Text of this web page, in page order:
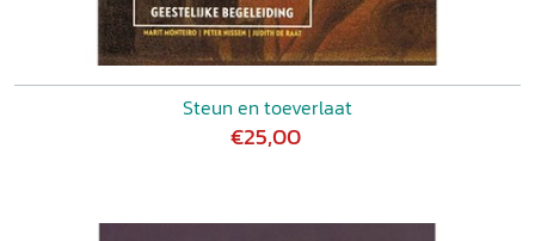
Steun en toeverlaat
€25,00